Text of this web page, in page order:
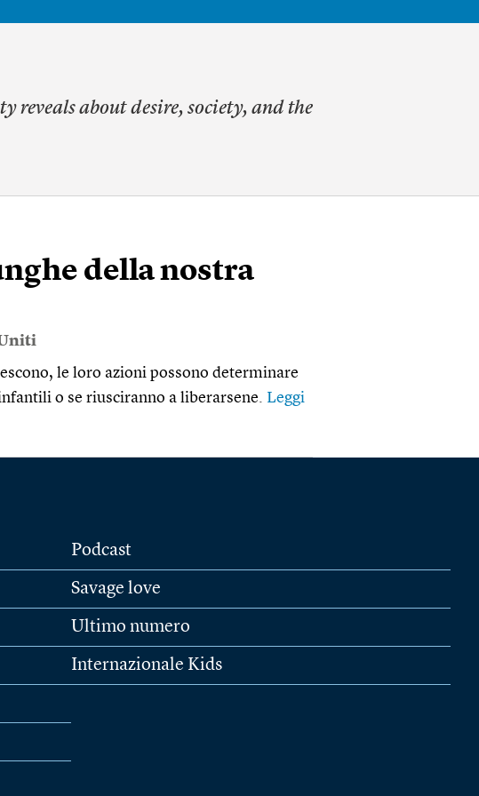
reveals about desire, society, and the
della nostra
le loro azioni possono determinare
o se riusciranno a liberarsene. Leggi
Podcast
Savage love
Ultimo numero
Internazionale Kids